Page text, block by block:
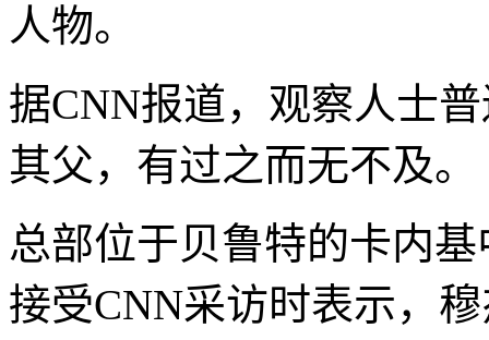
人物。
据CNN报道，观察人士
其父，有过之而无不及。
总部位于贝鲁特的卡内
接受CNN采访时表示，